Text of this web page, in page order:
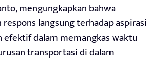
mengungkapkan bahwa
langsung terhadap aspirasi
dalam memangkas waktu
transportasi di dalam